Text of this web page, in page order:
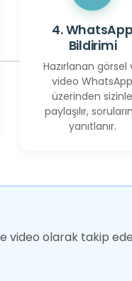
4. WhatsApp
Bildirimi
Hazırlanan görsel
video WhatsApp
üzerinden sizinle
paylaşılır,
yanıtlanır.
video olarak takip